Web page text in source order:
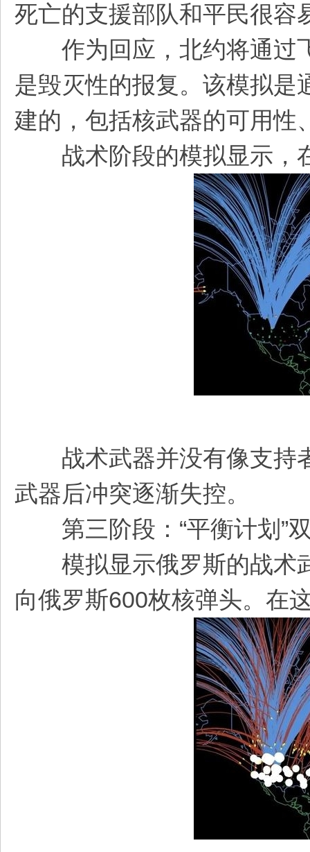
死亡的支援部队和平民很容
作为回应，北约将通过飞
是毁灭性的报复。该模拟是
建的，包括核武器的可用性
战术阶段的模拟显示，
战术武器并没有像支持者
武器后冲突逐渐失控。
第三阶段：“平衡计划”
模拟显示俄罗斯的战术武
向俄罗斯600枚核弹头。在